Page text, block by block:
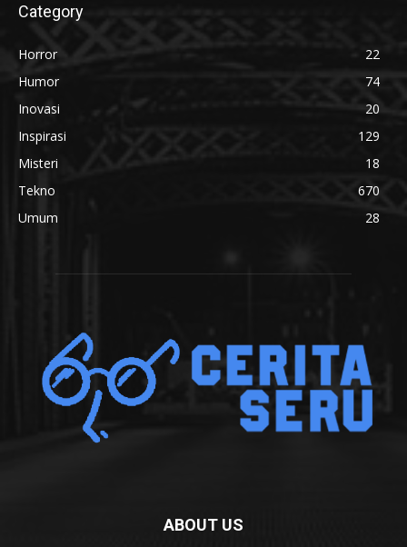
Category
Horror
22
Humor
74
Inovasi
20
Inspirasi
129
Misteri
18
Tekno
670
Umum
28
ABOUT US